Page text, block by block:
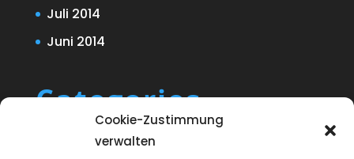
Cookie-Zustimmung
verwalten
Juli 2014
Juni 2014
Categories